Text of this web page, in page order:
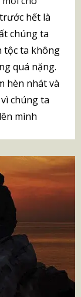
hết là
chúng ta
tộc ta không
quá nặng.
hèn nhát và
chúng ta
mình